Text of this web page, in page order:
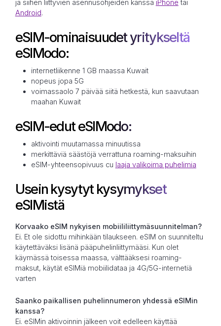
ja siihen liittyvien asennusohjeiden kanssa iPhone tai
Android.
eSIM-ominaisuudet yritykseltä
eSIModo:
internetliikenne 1 GB maassa Kuwait
nopeus jopa 5G
voimassaolo 7 päivää siitä hetkestä, kun saavutaan
maahan Kuwait
eSIM-edut eSIModo:
aktivointi muutamassa minuutissa
merkittäviä säästöjä verrattuna roaming-maksuihin
eSIM-yhteensopivuus cu laaja valikoima puhelimia
Usein kysytyt kysymykset
eSIMistä
Korvaako eSIM nykyisen mobiililiittymäsuunnitelman?
Ei. Et ole sidottu mihinkään tilaukseen. eSIM on suunniteltu
käytettäväksi lisänä pääpuhelinliittymääsi. Kun olet
käymässä toisessa maassa, välttääksesi roaming-
maksut, käytät eSIMiä mobiilidataa ja 4G/5G-internetiä
varten
Saanko paikallisen puhelinnumeron yhdessä eSIMin
kanssa?
Ei. eSIMin aktivoinnin jälkeen voit edelleen käyttää